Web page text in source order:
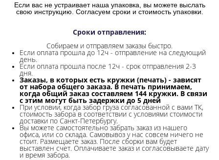
Если вас не устраивает наша упаковка, вы можете выслать
свою инструкцию. Согласуем сроки и стоимость упаковки.
Сроки отправления:
Собираем и отправляем заказы быстро.
Если оплата прошла до 12ч - отправление на следующий
день.
Если оплата прошла после 12ч - срок отправления 2-3
дня.
Заказы, в которых есть кружки (печать) - зависят
от набора общего заказа. В печать принимаем,
когда общий заказ составляем 144 кружки. В связи
с этим могут быть задержки до 5 дней
При условии, когда забор груза согласованной с вами ТК,
стоимость забора в соответствии с условиями стоимости
доставки по Санкт-Петербургу.
Вы можете самостоятельно забрать заказ из нашего
офиса, или со склада. Самовывоз у нас совсем ничего не
стоит. Размещаете заказ. После сборки вам будет
выставлен счет. Оплачиваете заказ и согласовываете дату
и время забора.